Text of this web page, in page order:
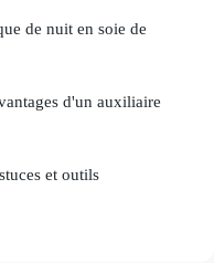
de nuit en soie de
d'un auxiliaire
et outils